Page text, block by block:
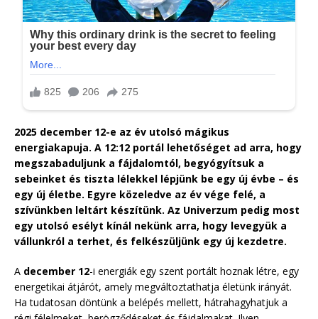
2025 december 12-e az év utolsó mágikus
energiakapuja. A 12:12 portál lehetőséget ad arra, hogy
megszabaduljunk a fájdalomtól, begyógyítsuk a
sebeinket és tiszta lélekkel lépjünk be egy új évbe – és
egy új életbe. Egyre közeledve az év vége felé, a
szívünkben leltárt készítünk. Az Univerzum pedig most
egy utolsó esélyt kínál nekünk arra, hogy levegyük a
vállunkról a terhet, és felkészüljünk egy új kezdetre.
A december 12-i energiák egy szent portált hoznak létre, egy
energetikai átjárót, amely megváltoztathatja életünk irányát.
Ha tudatosan döntünk a belépés mellett, hátrahagyhatjuk a